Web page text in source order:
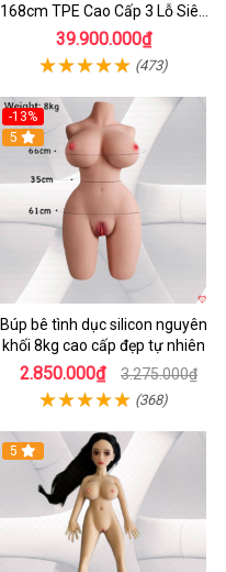
168cm TPE Cao Cấp 3 Lỗ Siêu
Thật
39.900.000₫
(473)
-13%
5
Búp bê tình dục silicon nguyên
khối 8kg cao cấp đẹp tự nhiên
2.850.000₫ 3.275.000₫
(368)
5